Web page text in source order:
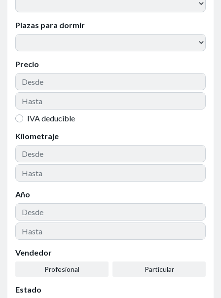
Plazas para dormir
Precio
IVA deducible
Kilometraje
Año
Vendedor
Profesional Particular
Estado